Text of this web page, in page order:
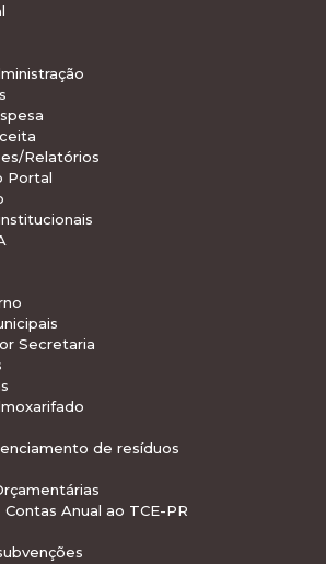
Relatórios
Portal
Secretaria
de resíduos
Anual ao TCE-PR